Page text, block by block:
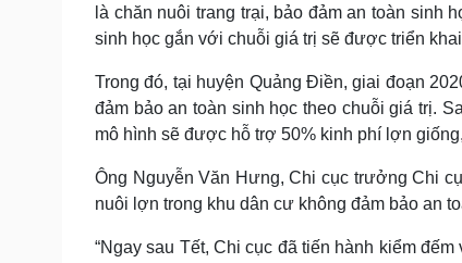
là chăn nuôi trang trại, bảo đảm an toàn
sinh học gắn với chuỗi giá trị sẽ được triển
Trong đó, tại huyện Quảng Điền, giai đoạn
đảm bảo an toàn sinh học theo chuỗi giá trị.
mô hình sẽ được hỗ trợ 50% kinh phí lợn
Ông Nguyễn Văn Hưng, Chi cục trưởng Chi
nuôi lợn trong khu dân cư không đảm bảo an
“Ngay sau Tết, Chi cục đã tiến hành kiểm